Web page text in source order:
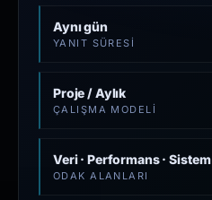
Aynı gün
YANIT SÜRESI
Proje / Aylık
ÇALIŞMA MODELI
Veri · Performans · Sistem
ODAK ALANLARI